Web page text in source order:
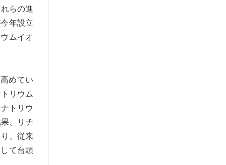
らの進
年設立
ムイオ
めてい
リウム
トリウ
、リチ
、従来
て台頭